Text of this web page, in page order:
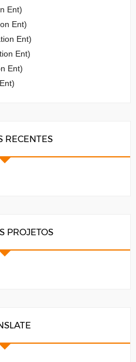
Ent)
Ent)
Ent)
Ent)
Ent)
RECENTES
PROJETOS